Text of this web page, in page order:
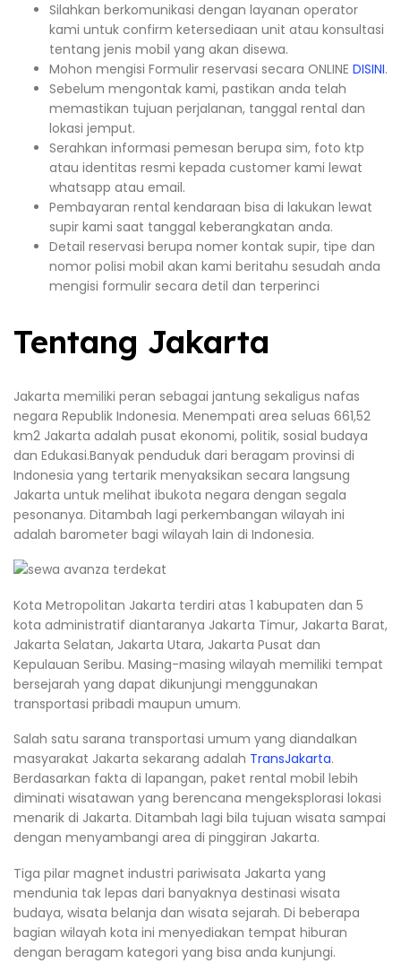
Silahkan berkomunikasi dengan layanan operator
kami untuk confirm ketersediaan unit atau konsultasi
tentang jenis mobil yang akan disewa.
Mohon mengisi Formulir reservasi secara ONLINE DISINI.
Sebelum mengontak kami, pastikan anda telah
memastikan tujuan perjalanan, tanggal rental dan
lokasi jemput.
Serahkan informasi pemesan berupa sim, foto ktp
atau identitas resmi kepada customer kami lewat
whatsapp atau email.
Pembayaran rental kendaraan bisa di lakukan lewat
supir kami saat tanggal keberangkatan anda.
Detail reservasi berupa nomer kontak supir, tipe dan
nomor polisi mobil akan kami beritahu sesudah anda
mengisi formulir secara detil dan terperinci
Tentang Jakarta
Jakarta memiliki peran sebagai jantung sekaligus nafas
negara Republik Indonesia. Menempati area seluas 661,52
km2 Jakarta adalah pusat ekonomi, politik, sosial budaya
dan Edukasi.Banyak penduduk dari beragam provinsi di
Indonesia yang tertarik menyaksikan secara langsung
Jakarta untuk melihat ibukota negara dengan segala
pesonanya. Ditambah lagi perkembangan wilayah ini
adalah barometer bagi wilayah lain di Indonesia.
Kota Metropolitan Jakarta terdiri atas 1 kabupaten dan 5
kota administratif diantaranya Jakarta Timur, Jakarta Barat,
Jakarta Selatan, Jakarta Utara, Jakarta Pusat dan
Kepulauan Seribu. Masing-masing wilayah memiliki tempat
bersejarah yang dapat dikunjungi menggunakan
transportasi pribadi maupun umum.
Salah satu sarana transportasi umum yang diandalkan
masyarakat Jakarta sekarang adalah TransJakarta.
Berdasarkan fakta di lapangan, paket rental mobil lebih
diminati wisatawan yang berencana mengeksplorasi lokasi
menarik di Jakarta. Ditambah lagi bila tujuan wisata sampai
dengan menyambangi area di pinggiran Jakarta.
Tiga pilar magnet industri pariwisata Jakarta yang
mendunia tak lepas dari banyaknya destinasi wisata
budaya, wisata belanja dan wisata sejarah. Di beberapa
bagian wilayah kota ini menyediakan tempat hiburan
dengan beragam kategori yang bisa anda kunjungi.